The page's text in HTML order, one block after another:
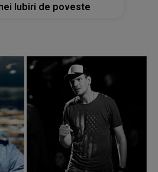
Iubiri de poveste